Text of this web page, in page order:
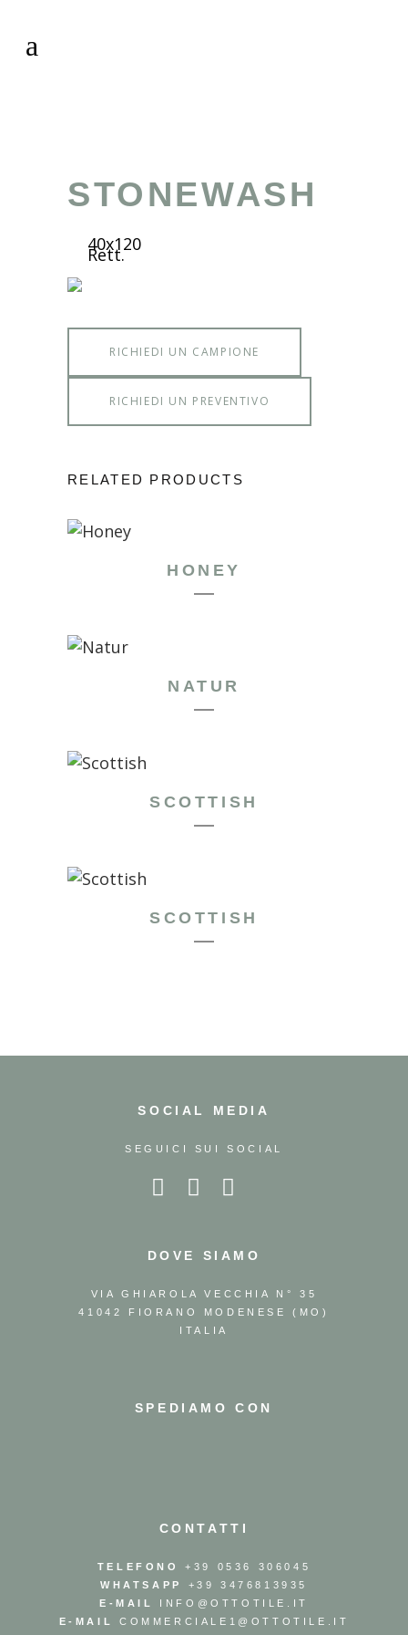
STONEWASH
40x120
Rett.
RICHIEDI UN CAMPIONE
RICHIEDI UN PREVENTIVO
RELATED PRODUCTS
HONEY
NATUR
SCOTTISH
SCOTTISH
SOCIAL MEDIA
SEGUICI SUI SOCIAL
DOVE SIAMO
VIA GHIAROLA VECCHIA N° 35
41042 FIORANO MODENESE (MO)
ITALIA
SPEDIAMO CON
CONTATTI
TELEFONO
+39 0536 306045
WHATSAPP
+39 3476813935
E-MAIL
INFO@OTTOTILE.IT
E-MAIL
COMMERCIALE1@OTTOTILE.IT